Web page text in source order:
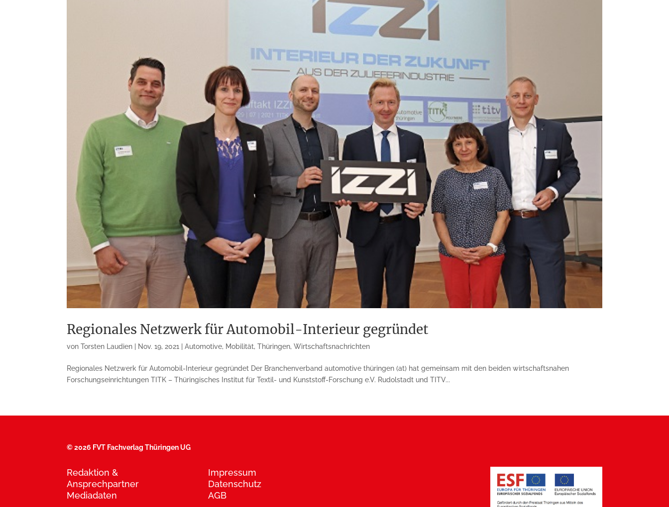
Regionales Netzwerk für Automobil-Interieur gegründet
vonTorsten Laudien | Nov. 19, 2021 |Automotive, Mobilität,Thüringen,Wirtschaftsnachrichten
Regionales Netzwerk für Automobil-Interieur gegründet Der Branchenverband automotive thüringen (at) hat gemeinsam mit den beiden wirtschaftsnahen
Forschungseinrichtungen TITK – Thüringisches Institut für Textil- und Kunststoff-Forschung e.V. Rudolstadt und TITV...
©2026 FVT Fachverlag Thüringen UG
Redaktion &
Ansprechpartner
Mediadaten
Impressum
Datenschutz
AGB